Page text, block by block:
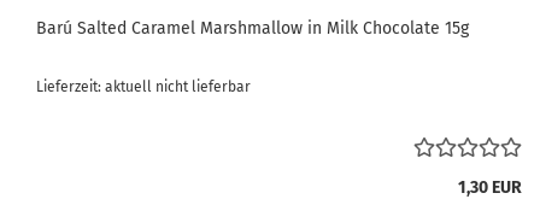
Barú Salted Caramel Marshmallow in Milk Chocolate 15g
Lieferzeit: aktuell nicht lieferbar
1,30 EUR